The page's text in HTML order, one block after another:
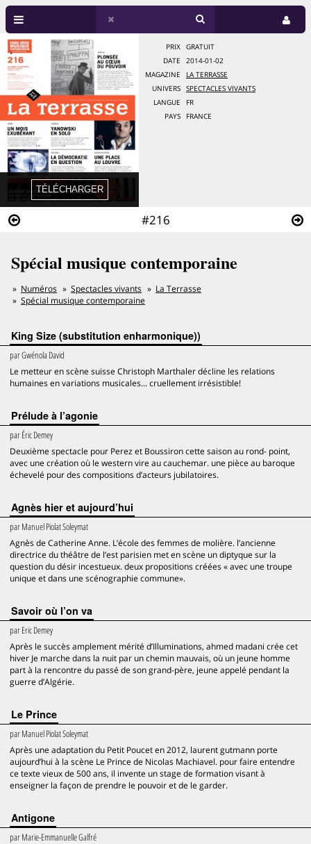
#216
PRIX
GRATUIT
DATE
2014-01-02
MAGAZINE
LA TERRASSE
UNIVERS
SPECTACLES VIVANTS
LANGUE
FR
PAYS
FRANCE
Spécial musique contemporaine
Numéros Spectacles vivants
La Terrasse
Spécial musique contemporaine
King Size (substitution enharmonique))
parGwénola David
Le metteur en scène suisse Christoph Marthaler décline les relations
humaines en variations musicales... cruellement irrésistible!
Prélude à l’agonie
parÉric Demey
Deuxième spectacle pour Perez et Boussiron cette saison au rond- point,
avec une création où le western vire au cauchemar. une pièce au baroque
échevelé pour des compositions d’acteurs jubilatoires.
Agnès hier et aujourd’hui
parManuel Piolat Soleymat
Agnès de Catherine Anne. L’école des femmes de molière. l’ancienne
directrice du théâtre de l’est parisien met en scène un diptyque sur la
question du désir incestueux. deux propositions créées « avec une troupe
unique et dans une scénographie commune».
Savoir où l’on va
parEric Demey
Après le succès amplement mérité d’Illuminations, ahmed madani crée cet
hiver Je marche dans la nuit par un chemin mauvais, où un jeune homme
part à la rencontre du passé de son grand-père, jeune appelé pendant la
guerre d’Algérie.
Le Prince
parManuel Piolat Soleymat
Après une adaptation du Petit Poucet en 2012, laurent gutmann porte
aujourd’hui à la scène Le Prince de Nicolas Machiavel. pour faire entendre
ce texte vieux de 500 ans, il invente un stage de formation visant à
enseigner la façon de prendre le pouvoir et de le garder.
Antigone
parMarie-Emmanuelle Galfré